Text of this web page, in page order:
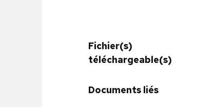
Fichier(s)
téléchargeable(s)
Documents liés